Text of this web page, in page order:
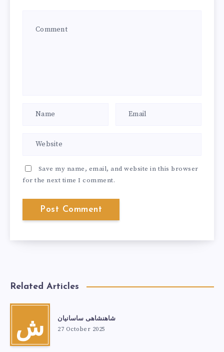
Save my name, email, and website in this browser
for the next time I comment.
Related Articles
ش شاهنشاهی ساسانیان
27 October 2025